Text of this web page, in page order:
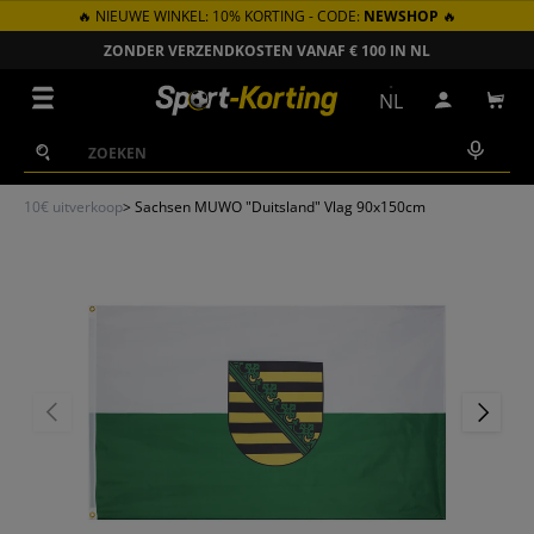
GA NAAR INHOUD
🔥 NIEUWE WINKEL: 10% KORTING - CODE: NEWSHOP 🔥
ZONDER VERZENDKOSTEN VANAF € 100 IN NL
Zoeken
Zoeken
NL Inloggen
10€ uitverkoop> Sachsen MUWO "Duitsland" Vlag 90x150cm
VORIGE